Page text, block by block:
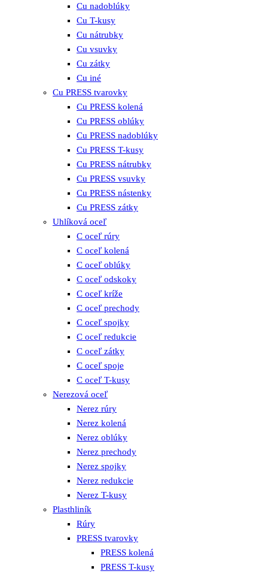
Cu nadoblúky
Cu T-kusy
Cu nátrubky
Cu vsuvky
Cu zátky
Cu iné
Cu PRESS tvarovky
Cu PRESS kolená
Cu PRESS oblúky
Cu PRESS nadoblúky
Cu PRESS T-kusy
Cu PRESS nátrubky
Cu PRESS vsuvky
Cu PRESS nástenky
Cu PRESS zátky
Uhlíková oceľ
C oceľ rúry
C oceľ kolená
C oceľ oblúky
C oceľ odskoky
C oceľ kríže
C oceľ prechody
C oceľ spojky
C oceľ redukcie
C oceľ zátky
C oceľ spoje
C oceľ T-kusy
Nerezová oceľ
Nerez rúry
Nerez kolená
Nerez oblúky
Nerez prechody
Nerez spojky
Nerez redukcie
Nerez T-kusy
Plasthliník
Rúry
PRESS tvarovky
PRESS kolená
PRESS T-kusy